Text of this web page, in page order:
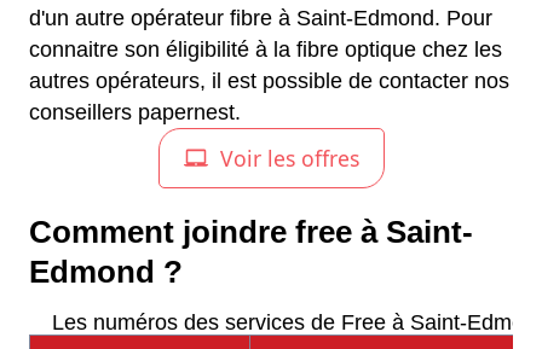
d'un autre opérateur fibre à Saint-Edmond. Pour
connaitre son éligibilité à la fibre optique chez les
autres opérateurs, il est possible de contacter nos
conseillers papernest.
Comment joindre free à Saint-
Edmond ?
Les numéros des services de Free à Saint-